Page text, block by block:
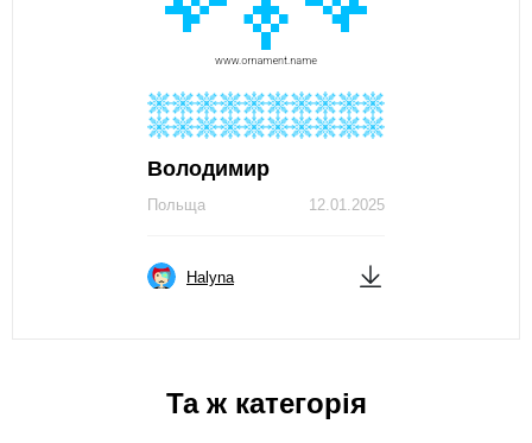
Володимир
12.01.2025
Польща
Нalyna
Та ж категорія